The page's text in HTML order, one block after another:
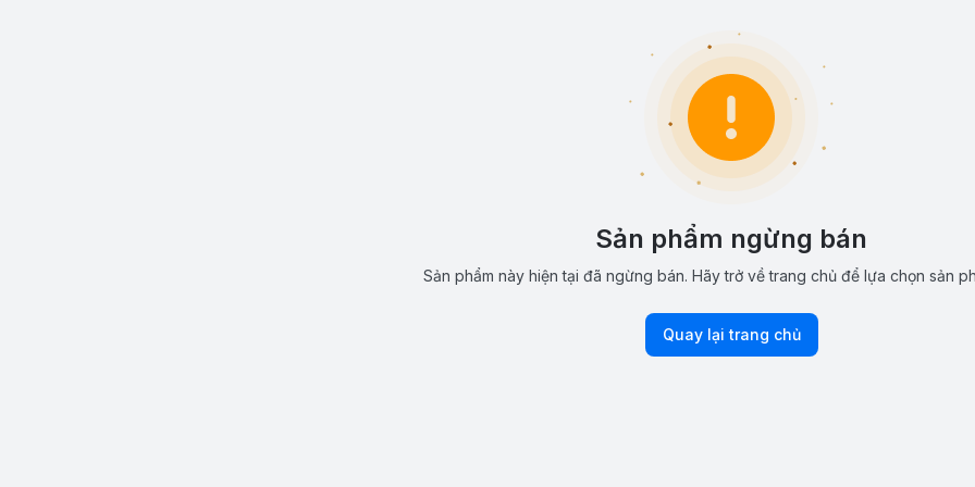
Sản phẩm ngừng bán
Sản phẩm này hiện tại đã ngừng bán. Hãy trở về trang chủ để lựa chọn sản
Quay lại trang chủ